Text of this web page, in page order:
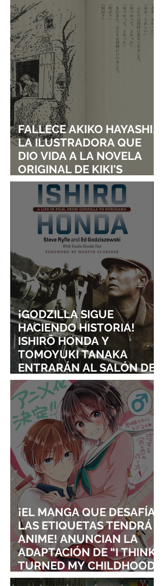
LANZAMIENTO
FALLECE AKIKO HAYASHI,
LA ILUSTRADORA QUE
DIO VIDA A LA NOVELA
ORIGINAL DE KIKI'S
DELIVERY SERVICE
¡GODZILLA SIGUE
HACIENDO HISTORIA!
ISHIRŌ HONDA Y
TOMOYUKI TANAKA
ENTRARÁN AL SALÓN DE
LA FAMA DE LOS EFECTOS
VISUALES
¡EL MANGA QUE DESAFÍA
LAS ETIQUETAS TENDRÁ
ANIME! ANUNCIAN LA
ADAPTACIÓN DE “I THINK I
TURNED MY CHILDHOOD
FRIEND INTO A GIRL”